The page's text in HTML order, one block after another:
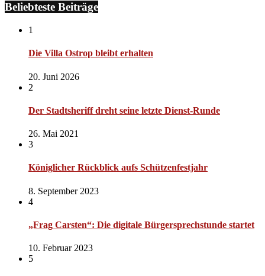
Beliebteste Beiträge
1
Die Villa Ostrop bleibt erhalten
20. Juni 2026
2
Der Stadtsheriff dreht seine letzte Dienst-Runde
26. Mai 2021
3
Königlicher Rückblick aufs Schützenfestjahr
8. September 2023
4
„Frag Carsten“: Die digitale Bürgersprechstunde startet
10. Februar 2023
5